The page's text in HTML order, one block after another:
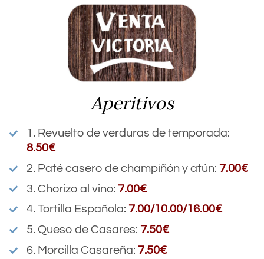
Aperitivos
1. Revuelto de verduras de temporada:
8.50€
2. Paté casero de champiñón y atún: 7.00€
3. Chorizo al vino: 7.00€
4. Tortilla Española: 7.00/10.00/16.00€
5. Queso de Casares: 7.50€
6. Morcilla Casareña: 7.50€